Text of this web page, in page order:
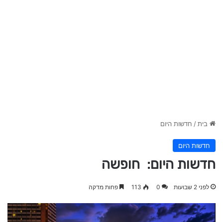
בית/ חדשות היום
חדשות היום
חדשות היום: חופשה
לפני 2 שבועות 0
113 פחות מדקה